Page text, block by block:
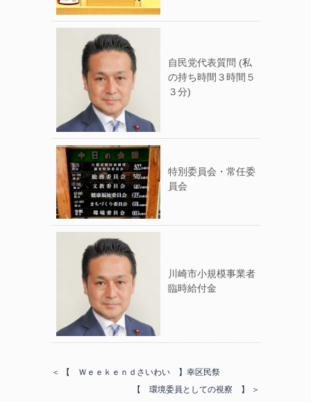
自民党代表質問 (私
の持ち時間３時間５
３分)
特別委員会・常任委
員会
川崎市小規模事業者
臨時給付金
＜ 【 Ｗｅｅｋｅｎｄさいわい 】幸区民祭
【 環境委員としての視察 】 ＞